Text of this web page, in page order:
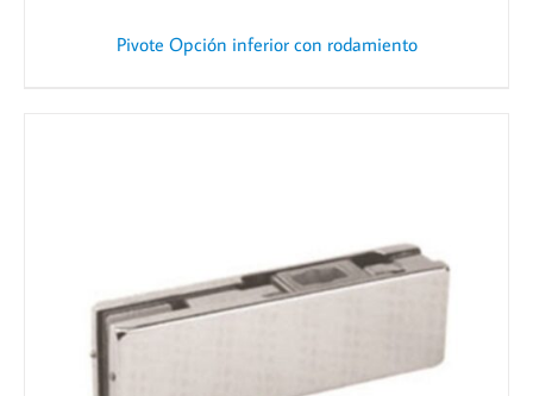
Pivote Opción inferior con rodamiento